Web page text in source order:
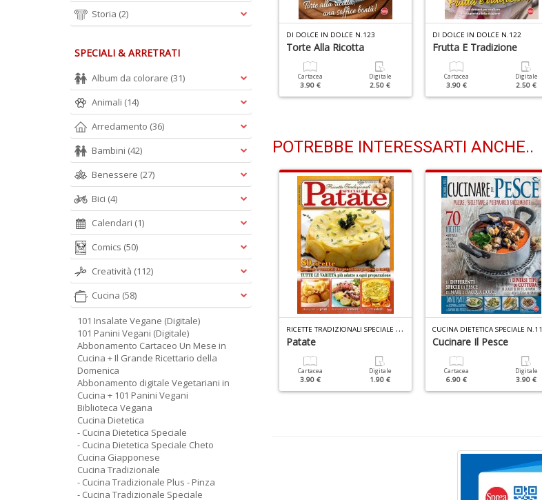
Tiramisù Alla
Digitale
1.50 €
Senza Glutine
Cartacea
2.90 €
Digitale
DI DOLCE IN DOLCE N.123
Torte Alla Ricotta
Cartacea
3.90 €
Digitale
2.50 €
DI DOLCE IN DOLCE N.122
Frutta E Tradizione
Cartacea
3.90 €
Digitale
2.50 €
POTREBBE INTERESSARTI ANCHE..
MESE IN CUCINA DOSSIER N.1
Rimedi Della
Digitale
4.90 €
UN MESE IN CUCINA SPECIALE N.2
Il Grande Ricettario Della
Domenica
Cartacea
7.90 €
Digitale
R
ICETTE TRADIZIONALI SPECIALE N.3
Patate
Cartacea
3.90 €
Digitale
1.90 €
CUCINA DIETETICA SPECIALE N.11
Cucinare Il Pesce
Cartacea
6.90 €
Digitale
3.90 €
Storia (2)
SPECIALI & ARRETRATI
Album da colorare (31)
Animali (14)
Arredamento (36)
Bambini (42)
Benessere (27)
Bici (4)
Calendari (1)
Comics (50)
Creatività (112)
Cucina (58)
101 Insalate Vegane (Digitale)
101 Panini Vegani (Digitale)
Abbonamento Cartaceo Un Mese in
Cucina + Il Grande Ricettario della
Domenica
Abbonamento digitale Vegetariani in
Cucina + 101 Panini Vegani
Biblioteca Vegana
Cucina Dietetica
- Cucina Dietetica Speciale
- Cucina Dietetica Speciale Cheto
Cucina Giapponese
Cucina Tradizionale
- Cucina Tradizionale Plus - Pinza
- Cucina Tradizionale Speciale